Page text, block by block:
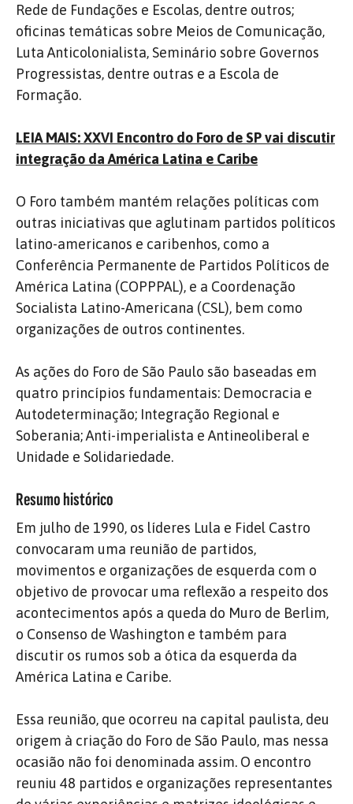
Rede de Fundações e Escolas, dentre outros;
oficinas temáticas sobre Meios de Comunicação,
Luta Anticolonialista, Seminário sobre Governos
Progressistas, dentre outras e a Escola de
Formação.
LEIA MAIS: XXVI Encontro do Foro de SP vai discutir
integração da América Latina e Caribe
O Foro também mantém relações políticas com
outras iniciativas que aglutinam partidos políticos
latino-americanos e caribenhos, como a
Conferência Permanente de Partidos Políticos de
América Latina (COPPPAL), e a Coordenação
Socialista Latino-Americana (CSL), bem como
organizações de outros continentes.
As ações do Foro de São Paulo são baseadas em
quatro princípios fundamentais: Democracia e
Autodeterminação; Integração Regional e
Soberania; Anti-imperialista e Antineoliberal e
Unidade e Solidariedade.
Resumo histórico
Em julho de 1990, os líderes Lula e Fidel Castro
convocaram uma reunião de partidos,
movimentos e organizações de esquerda com o
objetivo de provocar uma reflexão a respeito dos
acontecimentos após a queda do Muro de Berlim,
o Consenso de Washington e também para
discutir os rumos sob a ótica da esquerda da
América Latina e Caribe.
Essa reunião, que ocorreu na capital paulista, deu
origem à criação do Foro de São Paulo, mas nessa
ocasião não foi denominada assim. O encontro
reuniu 48 partidos e organizações representantes